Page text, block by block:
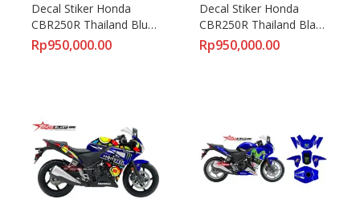
Decal Stiker Honda
CBR250R Thailand Blue
VR46
Rp950,000.00
Decal Stiker Honda
CBR250R Thailand Black
Isle Of Man TT
Rp950,000.00